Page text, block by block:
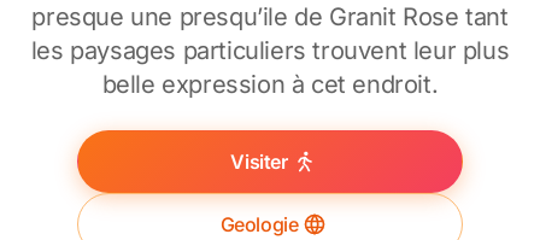
presque une presqu’ile de Granit Rose tant
les paysages particuliers trouvent leur plus
belle expression à cet endroit.
Visiter
Geologie